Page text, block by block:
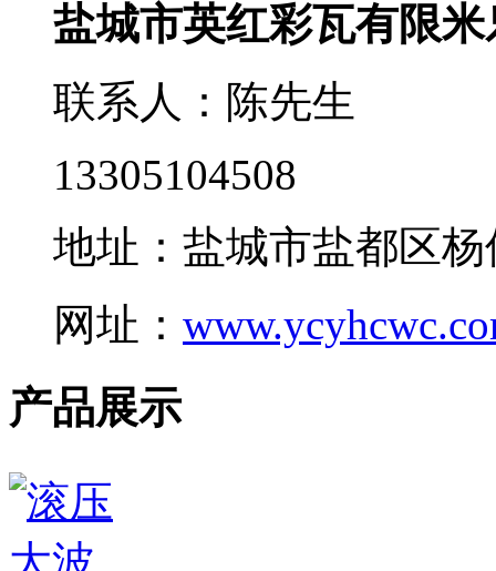
盐城市英红彩瓦有限
联系人：陈先生
13305104508
地址：盐城市盐都区
网址：
产品展示